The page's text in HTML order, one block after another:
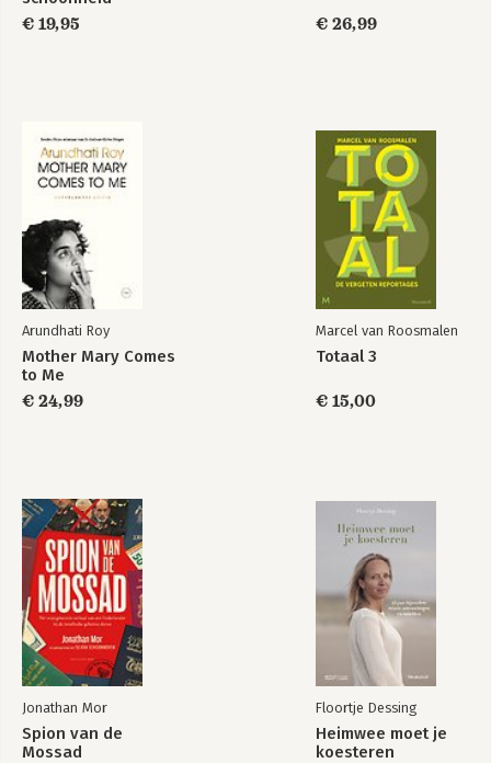
€ 19,95
€ 26,99
Arundhati Roy
Mother Mary Comes
to Me
€ 24,99
Marcel van Roosmalen
Totaal 3
€ 15,00
Jonathan Mor
Spion van de
Mossad
Floortje Dessing
Heimwee moet je
koesteren